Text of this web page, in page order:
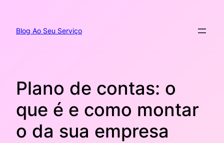
Blog Ao Seu Serviço
Plano de contas: o
que é e como montar
o da sua empresa